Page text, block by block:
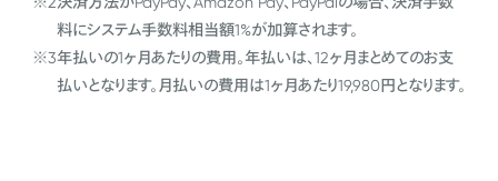
料にシステム手数料相当額1%が加算されます。
※3年払いの1ヶ月あたりの費用。年払いは、12ヶ月まとめてのお支
払いとなります。月払いの費用は1ヶ月あたり19,980円となります。